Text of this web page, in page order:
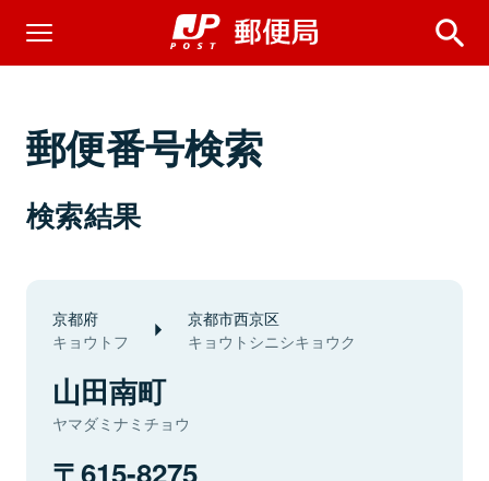
郵便番号検索
検索結果
京都府
キョウトフ
京都市西京区
キョウトシニシキョウク
山田南町
ヤマダミナミチョウ
615-8275